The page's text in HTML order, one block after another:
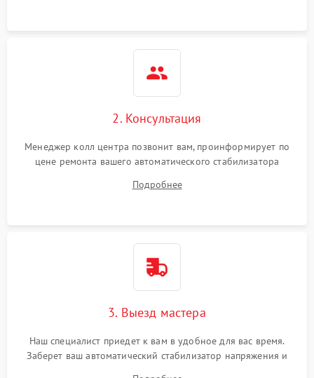
2. Консультация
Менеджер колл центра позвонит вам, проинформирует по
цене ремонта вашего автоматического стабилизатора
Подробнее
3. Выезд мастера
Наш специалист приедет к вам в удобное для вас время.
Заберет ваш автоматический стабилизатор напряжения и